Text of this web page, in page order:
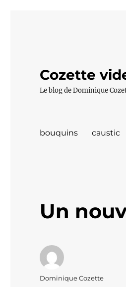
Cozette
Le blog de Dominique
bouquins caustic
Un
Auteur
Dominique Cozette